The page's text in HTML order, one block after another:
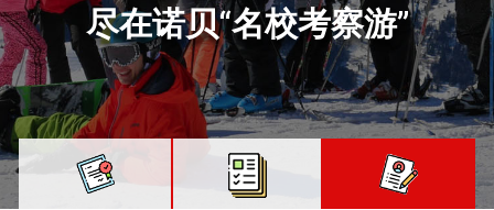
尽在诺贝“名校考察游”